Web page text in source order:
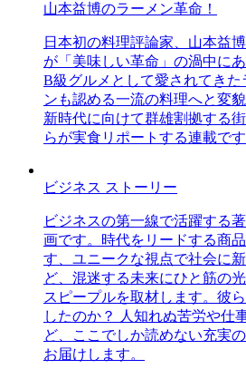
山本益博のラーメン革命！
日本初の料理評論家、山本益
が「美味しい革命」の渦中に
B級グルメとして愛されてき
ンも認める一流の料理へと変
新時代に向けて群雄割拠する
らが実食リポートする連載です
ビジネス ストーリー
ビジネスの第一線で活躍する
画です。時代をリードする商
す、ユニークな視点で社会に
ど、混迷する未来にひと筋の
スピープルを取材します。彼
したのか？ 人知れぬ苦労や仕
ど、ここでしか読めない充実
お届けします。